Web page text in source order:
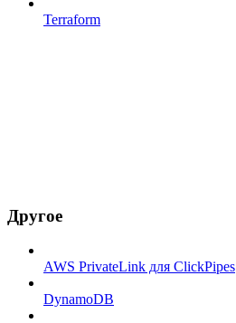
Terraform
Другое
AWS PrivateLink для ClickPipes
DynamoDB